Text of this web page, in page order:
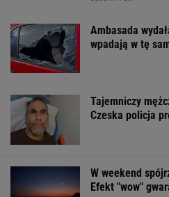
Ambasada
wpadają w tę
Tajemniczy
Czeska policja
W weekend
Efekt "wow"